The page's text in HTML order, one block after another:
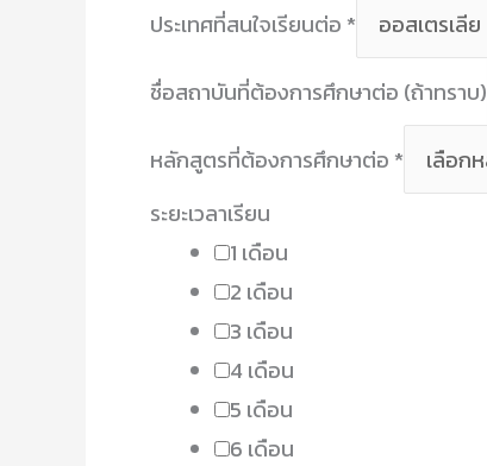
ประเทศที่สนใจเรียนต่อ *
ชื่อสถาบันที่ต้องการศึกษาต่อ (ถ้าทราบ)
หลักสูตรที่ต้องการศึกษาต่อ *
ระยะเวลาเรียน
1 เดือน
2 เดือน
3 เดือน
4 เดือน
5 เดือน
6 เดือน